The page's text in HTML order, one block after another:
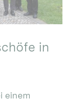
in
einem